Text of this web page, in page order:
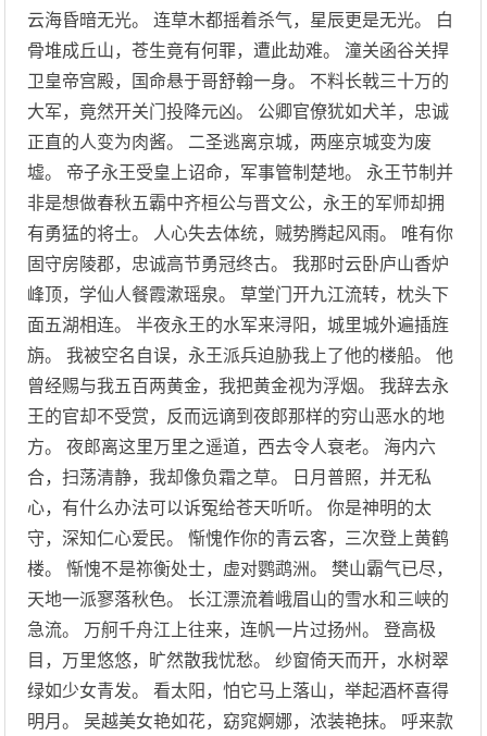
云海昏暗无光。 连草木都摇着杀气，星辰更是无光。 白
骨堆成丘山，苍生竟有何罪，遭此劫难。 潼关函谷关捍
卫皇帝宫殿，国命悬于哥舒翰一身。 不料长戟三十万的
大军，竟然开关门投降元凶。 公卿官僚犹如犬羊，忠诚
正直的人变为肉酱。 二圣逃离京城，两座京城变为废
墟。 帝子永王受皇上诏命，军事管制楚地。 永王节制并
非是想做春秋五霸中齐桓公与晋文公，永王的军师却拥
有勇猛的将士。 人心失去体统，贼势腾起风雨。 唯有你
固守房陵郡，忠诚高节勇冠终古。 我那时云卧庐山香炉
峰顶，学仙人餐霞漱瑶泉。 草堂门开九江流转，枕头下
面五湖相连。 半夜永王的水军来浔阳，城里城外遍插旌
旃。 我被空名自误，永王派兵迫胁我上了他的楼船。 他
曾经赐与我五百两黄金，我把黄金视为浮烟。 我辞去永
王的官却不受赏，反而远谪到夜郎那样的穷山恶水的地
方。 夜郎离这里万里之遥道，西去令人衰老。 海内六
合，扫荡清静，我却像负霜之草。 日月普照，并无私
心，有什么办法可以诉冤给苍天听听。 你是神明的太
守，深知仁心爱民。 惭愧作你的青云客，三次登上黄鹤
楼。 惭愧不是祢衡处士，虚对鹦鹉洲。 樊山霸气已尽，
天地一派寥落秋色。 长江漂流着峨眉山的雪水和三峡的
急流。 万舸千舟江上往来，连帆一片过扬州。 登高极
目，万里悠悠，旷然散我忧愁。 纱窗倚天而开，水树翠
绿如少女青发。 看太阳，怕它马上落山，举起酒杯喜得
明月。 吴越美女艳如花，窈窕婀娜，浓装艳抹。 呼来款